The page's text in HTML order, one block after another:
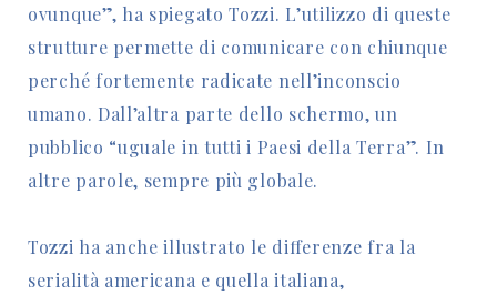
ovunque”, ha spiegato Tozzi. L’utilizzo di queste
strutture permette di comunicare con chiunque
perché fortemente radicate nell’inconscio
umano. Dall’altra parte dello schermo, un
pubblico “uguale in tutti i Paesi della Terra”. In
altre parole, sempre più globale.
Tozzi ha anche illustrato le differenze fra la
serialità americana e quella italiana,